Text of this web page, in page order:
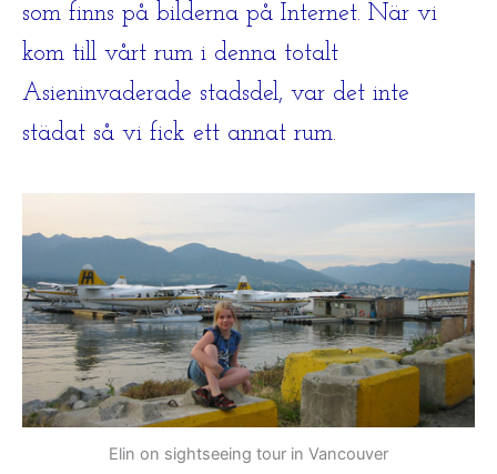
som finns på bilderna på Internet. När vi
kom till vårt rum i denna totalt
Asieninvaderade stadsdel, var det inte
städat så vi fick ett annat rum.
Elin on sightseeing tour in Vancouver